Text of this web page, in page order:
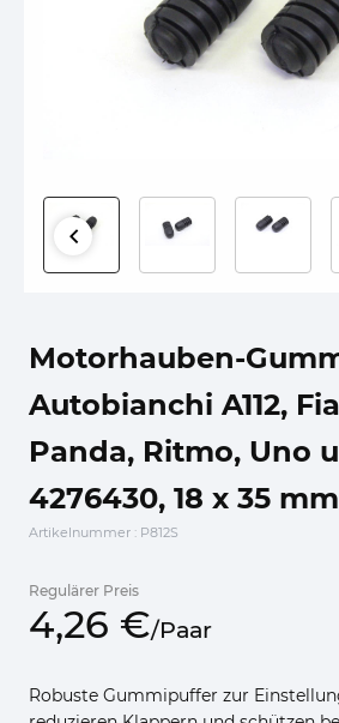
Motorhauben-
Autobianchi A112,
Panda, Ritmo, Uno
4276430, 18 x 35 mm
Artikelnummer : P812S
Regulärer Preis
4,26 €/Paar
Robuste Gummipuffer zur